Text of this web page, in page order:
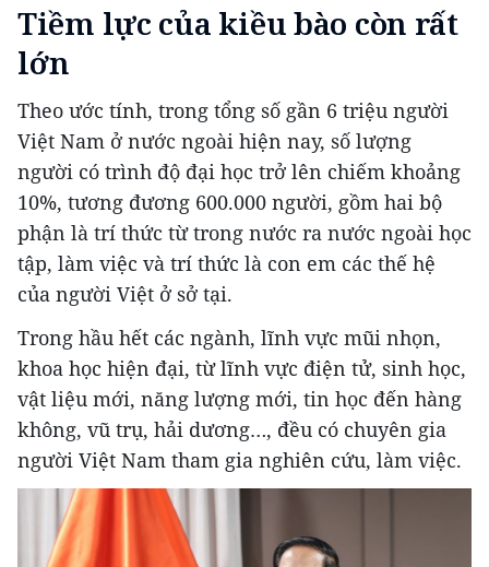
Tiềm lực của kiều bào còn rất
lớn
Theo ước tính, trong tổng số gần 6 triệu người
Việt Nam ở nước ngoài hiện nay, số lượng
người có trình độ đại học trở lên chiếm khoảng
10%, tương đương 600.000 người, gồm hai bộ
phận là trí thức từ trong nước ra nước ngoài học
tập, làm việc và trí thức là con em các thế hệ
của người Việt ở sở tại.
Trong hầu hết các ngành, lĩnh vực mũi nhọn,
khoa học hiện đại, từ lĩnh vực điện tử, sinh học,
vật liệu mới, năng lượng mới, tin học đến hàng
không, vũ trụ, hải dương…, đều có chuyên gia
người Việt Nam tham gia nghiên cứu, làm việc.